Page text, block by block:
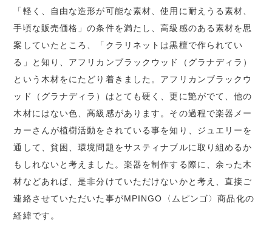
「軽く、自由な造形が可能な素材、使用に耐えうる素材、
手頃な販売価格」の条件を満たし、高級感のある素材を思
案していたところ、「クラリネットは黒檀で作られてい
る」と知り、アフリカンブラックウッド（グラナディラ）
という木材をにたどり着きました。アフリカンブラックウ
ッド（グラナディラ）はとても硬く、更に艶がでて、他の
木材にはない色、高級感があります。その過程で楽器メー
カーさんが植樹活動をされている事を知り、ジュエリーを
通して、貧困、環境問題をサスティナブルに取り組めるか
もしれないと考えました。楽器を制作する際に、余った木
材などあれば、是非分けていただけないかと考え、直接ご
連絡させていただいた事がMPINGO〈ムピンゴ〉商品化の
経緯です。